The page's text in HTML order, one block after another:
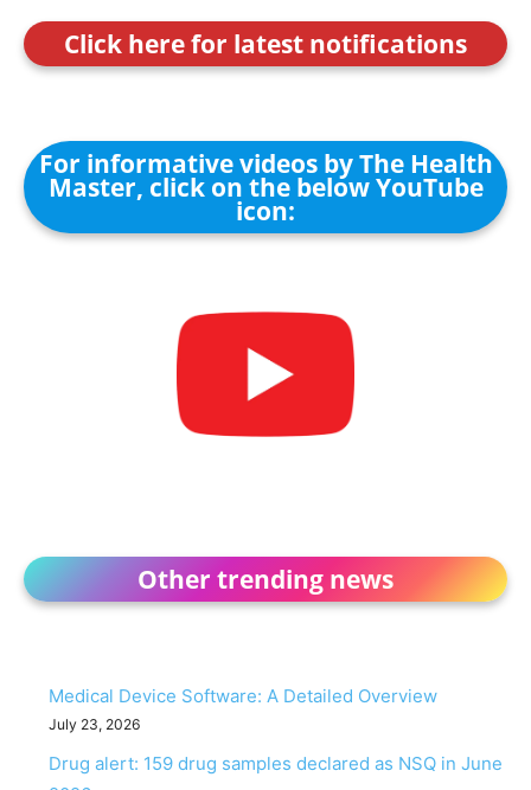
Click here for latest notifications
For informative videos by The Health
Master, click on the below YouTube
icon:
Other trending news
Medical Device Software: A Detailed Overview
July 23, 2026
Drug alert: 159 drug samples declared as NSQ in June